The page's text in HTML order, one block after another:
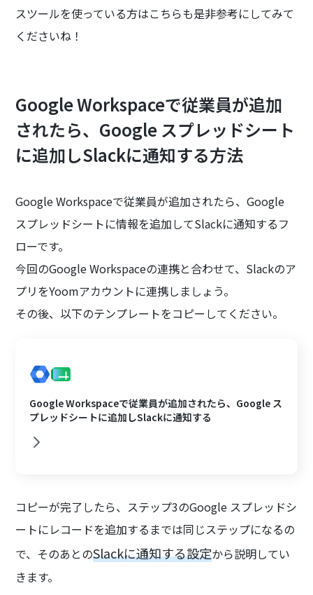
スツールを使っている方はこちらも是非参考にしてみて
くださいね！
Google Workspaceで従業員が追加
されたら、Google スプレッドシート
に追加しSlackに通知する方法
Google Workspaceで従業員が追加されたら、Google
スプレッドシートに情報を追加してSlackに通知するフ
ローです。
今回のGoogle Workspaceの連携と合わせて、Slackのア
プリをYoomアカウントに連携しましょう。
その後、以下のテンプレートをコピーしてください。
Google Workspaceで従業員が追加されたら、Google ス
プレッドシートに追加しSlackに通知する
コピーが完了したら、ステップ3のGoogle スプレッドシ
ートにレコードを追加するまでは同じステップになるの
で、そのあとのSlackに通知する設定から説明してい
きます。